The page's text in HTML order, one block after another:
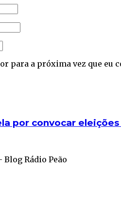
para a próxima vez que eu
por convocar
Rádio Peão